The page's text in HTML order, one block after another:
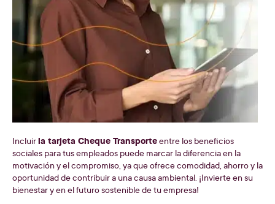
Incluirla tarjeta Cheque Transporteentre los beneficios
sociales para tus empleados puede marcar la diferencia en la
motivación y el compromiso, ya que ofrece comodidad, ahorro y la
oportunidad de contribuir a una causa ambiental. ¡Invierte en su
bienestar y en el futuro sostenible de tu empresa!